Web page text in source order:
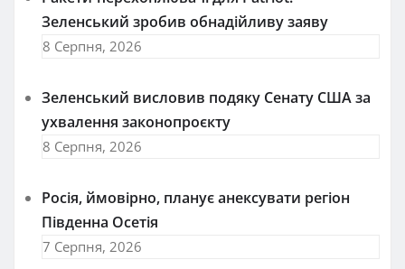
Зеленський зробив обнадійливу заяву
8 Серпня, 2026
Зеленський висловив подяку Сенату США за
ухвалення законопроєкту
8 Серпня, 2026
Росія, ймовірно, планує анексувати регіон
Південна Осетія
7 Серпня, 2026